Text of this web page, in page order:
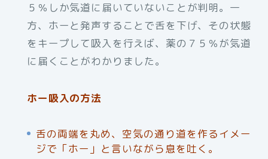
５％しか気道に届いていないことが判明。一
方、ホーと発声することで舌を下げ、その状態
をキープして吸入を行えば、薬の７５％が気道
に届くことがわかりました。
ホー吸入の方法
舌の両端を丸め、空気の通り道を作るイメー
ジで「ホー」と言いながら息を吐く。